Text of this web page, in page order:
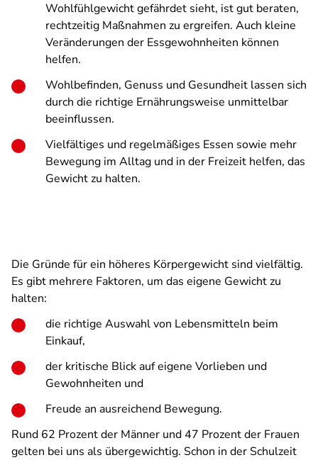
Wohlfühlgewicht gefährdet sieht, ist gut beraten,
rechtzeitig Maßnahmen zu ergreifen. Auch kleine
Veränderungen der Essgewohnheiten können
helfen.
Wohlbefinden, Genuss und Gesundheit lassen sich
durch die richtige Ernährungsweise unmittelbar
beeinflussen.
Vielfältiges und regelmäßiges Essen sowie mehr
Bewegung im Alltag und in der Freizeit helfen, das
Gewicht zu halten.
Die Gründe für ein höheres Körpergewicht sind vielfältig.
Es gibt mehrere Faktoren, um das eigene Gewicht zu
halten:
die richtige Auswahl von Lebensmitteln beim
Einkauf,
der kritische Blick auf eigene Vorlieben und
Gewohnheiten und
Freude an ausreichend Bewegung.
Rund 62 Prozent der Männer und 47 Prozent der Frauen
gelten bei uns als übergewichtig. Schon in der Schulzeit